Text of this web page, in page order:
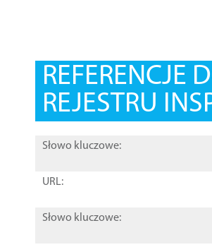
REFERENCJE
REJESTRU
Słowo kluczowe:
URL:
Słowo kluczowe: